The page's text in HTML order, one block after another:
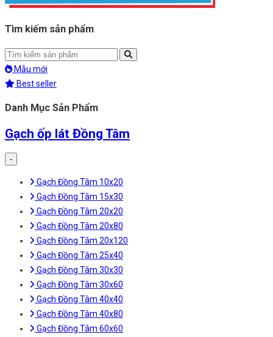
Tìm kiếm sản phẩm
Mẫu mới
Best seller
Danh Mục Sản Phẩm
Gạch ốp lát Đồng Tâm
-
Gạch Đồng Tâm 10x20
Gạch Đồng Tâm 15x30
Gạch Đồng Tâm 20x20
Gạch Đồng Tâm 20x80
Gạch Đồng Tâm 20x120
Gạch Đồng Tâm 25x40
Gạch Đồng Tâm 30x30
Gạch Đồng Tâm 30x60
Gạch Đồng Tâm 40x40
Gạch Đồng Tâm 40x80
Gạch Đồng Tâm 60x60